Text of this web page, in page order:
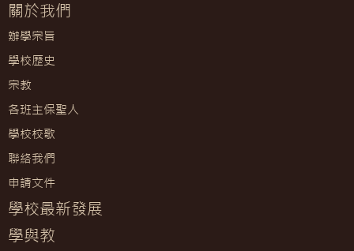
關於我們
辦學宗旨
學校歷史
宗教
各班主保聖人
學校校歌
聯絡我們
申請文件
學校最新發展
學與教